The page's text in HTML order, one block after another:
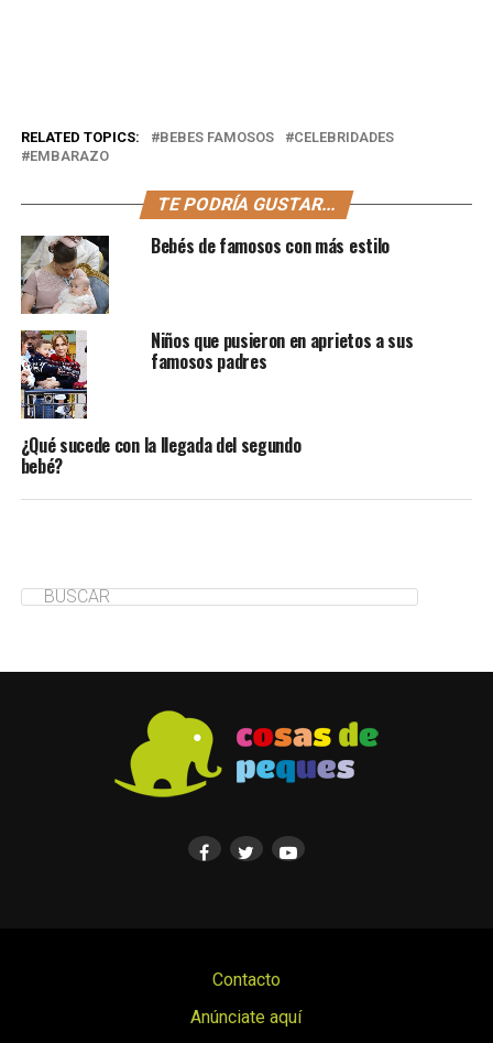
RELATED TOPICS: BEBES FAMOSOS
CELEBRIDADES
EMBARAZO
TE PODRÍA GUSTAR...
Bebés de famosos con más estilo
Niños que pusieron en aprietos a sus
famosos padres
¿Qué sucede con la llegada del segundo
bebé?
Contacto
Anúnciate aquí